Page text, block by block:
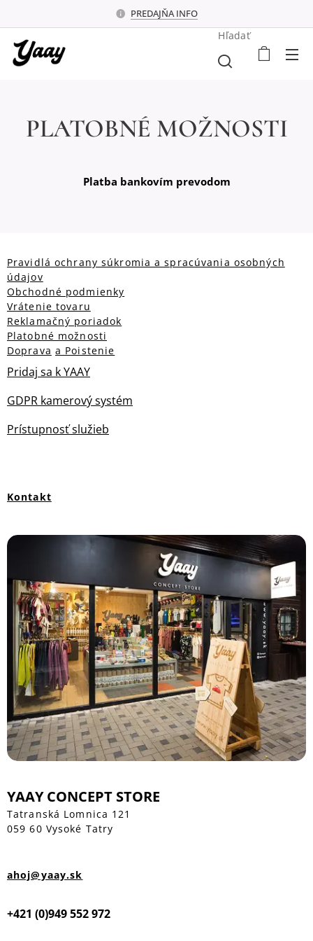
PREDAJŇA INFO
Hľadať
PLATOBNÉ MOŽNOSTI
Platba bankovím prevodom
Pravidlá ochrany súkromia a spracúvania osobných
údajov
Obchodné podmienky
Vrátenie tovaru
Reklamačný poriadok
Platobné možnosti
Doprava a Poistenie
Pridaj sa k YAAY
GDPR kamerový systém
Prístupnosť služieb
Kontakt
YAAY CONCEPT STORE
Tatranská Lomnica 121
059 60 Vysoké Tatry
ahoj@yaay.sk
+421 (0)949 552 972